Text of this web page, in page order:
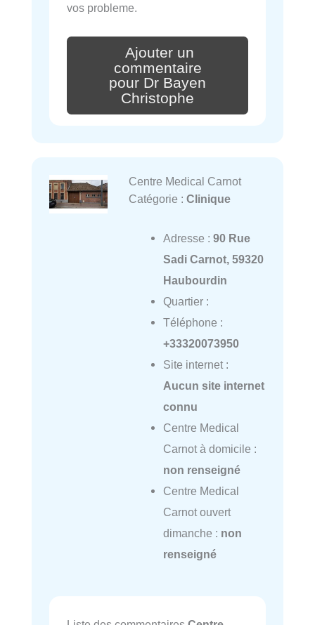
vos probleme.
Ajouter un
commentaire
pour Dr Bayen
Christophe
Centre Medical Carnot
Catégorie : Clinique
Adresse : 90 Rue
Sadi Carnot, 59320
Haubourdin
Quartier :
Téléphone :
+33320073950
Site internet :
Aucun site internet
connu
Centre Medical
Carnot à domicile :
non renseigné
Centre Medical
Carnot ouvert
dimanche : non
renseigné